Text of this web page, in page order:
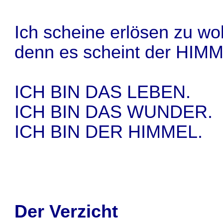
Ich scheine erlösen zu
denn es scheint der
ICH BIN DAS LEBEN.
ICH BIN DAS WUNDER.
ICH BIN DER HIMMEL.
Der Verzicht